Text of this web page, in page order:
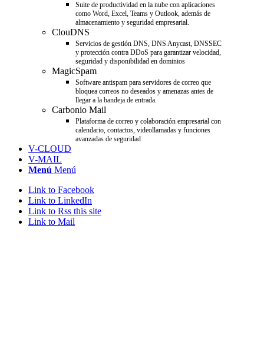
Suite de productividad en la nube con aplicaciones
como Word, Excel, Teams y Outlook, además de
almacenamiento y seguridad empresarial.
ClouDNS
Servicios de gestión DNS, DNS Anycast, DNSSEC
y protección contra DDoS para garantizar velocidad,
seguridad y disponibilidad en dominios
MagicSpam
Software antispam para servidores de correo que
bloquea correos no deseados y amenazas antes de
llegar a la bandeja de entrada.
Carbonio Mail
Plataforma de correo y colaboración empresarial con
calendario, contactos, videollamadas y funciones
avanzadas de seguridad
V-CLOUD
V-MAIL
Menú Menú
Link to Facebook
Link to LinkedIn
Link to Rss this site
Link to Mail